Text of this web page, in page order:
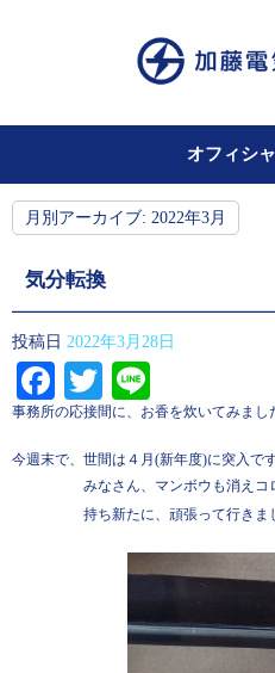
オフィシ
月別アーカイブ: 2022年3月
気分転換
投稿日 2022年3月28日
Facebook
Twitter
事務所の応接間に、お香を炊いてみまし
今週末で、世間は４月(新年度)に突入です
みなさん、マンボウも消え
持ち新たに、頑張って行きま